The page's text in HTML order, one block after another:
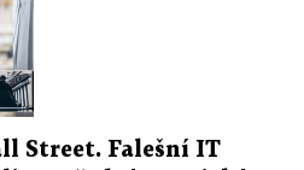
Street. Falešní IT